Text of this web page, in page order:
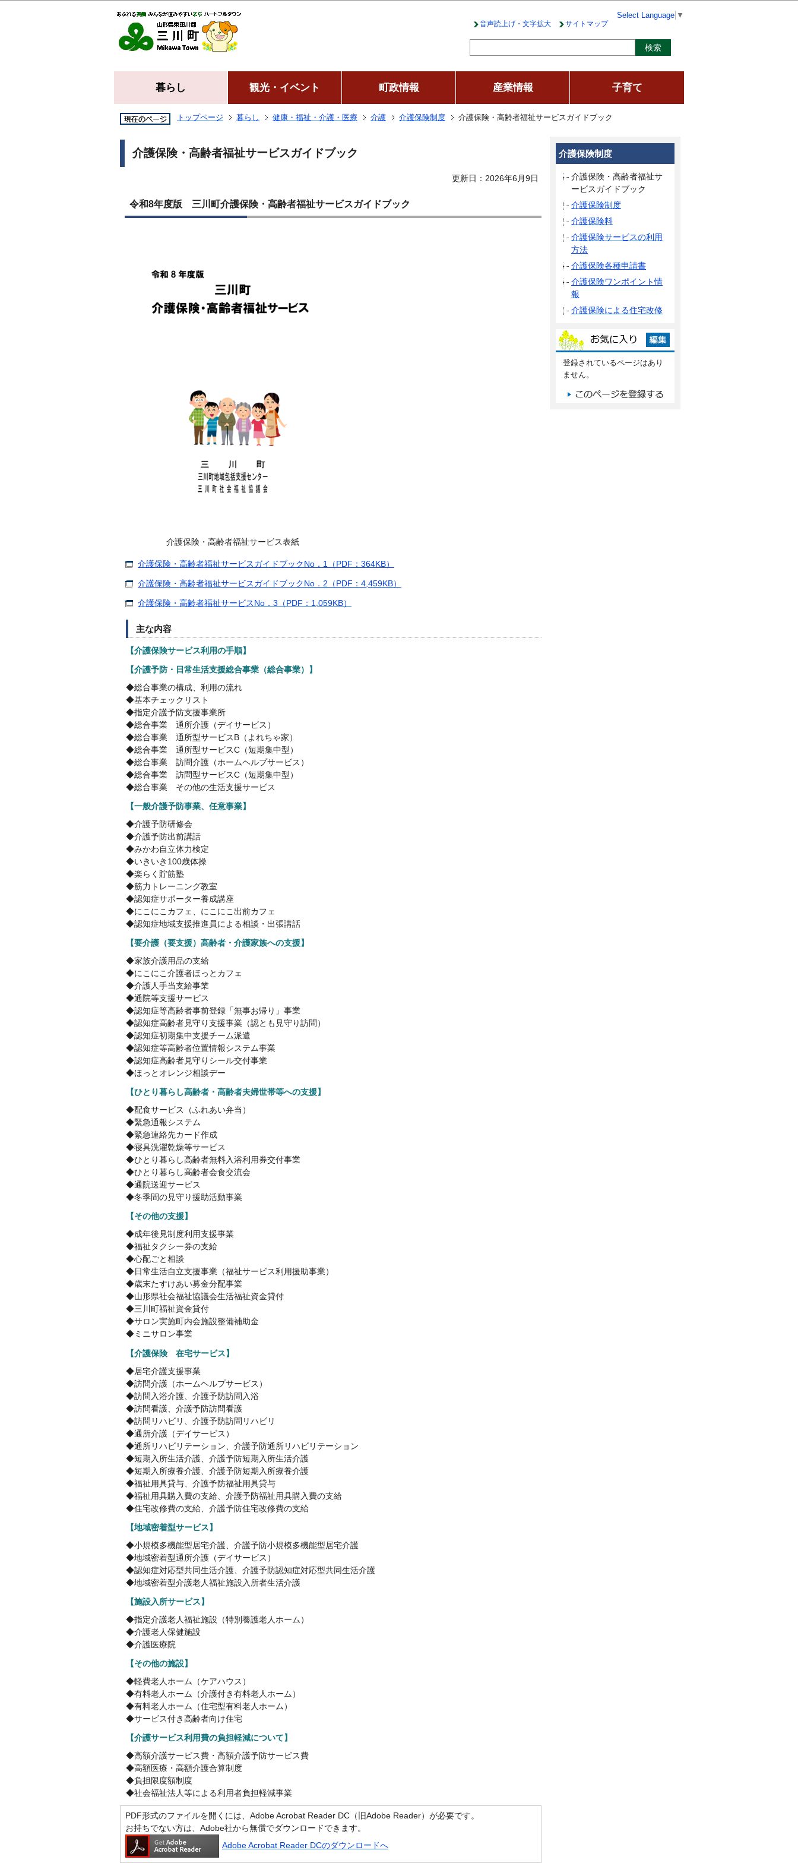
音声読上げ・文字拡大 サイトマップ
Select Language ▼
暮らし 観光・イベント 町政情報 産業情報 子育て
トップページ 暮らし 健康・福祉・介護・医療 介護 介護保険制度 介護保険・高齢者福祉サービスガイドブック
介護保険・高齢者福祉サービスガイドブック
更新日：2026年6月9日
令和8年度版 三川町介護保険・高齢者福祉サービスガイドブック
介護保険・高齢者福祉サービス表紙
介護保険・高齢者福祉サービスガイドブックNo．1（PDF：364KB）
介護保険・高齢者福祉サービスガイドブックNo．2（PDF：4,459KB）
介護保険・高齢者福祉サービスNo．3（PDF：1,059KB）
主な内容
【介護保険サービス利用の手順】
【介護予防・日常生活支援総合事業（総合事業）】
◆総合事業の構成、利用の流れ
◆基本チェックリスト
◆指定介護予防支援事業所
◆総合事業 通所介護（デイサービス）
◆総合事業 通所型サービスB（よれちゃ家）
◆総合事業 通所型サービスC（短期集中型）
◆総合事業 訪問介護（ホームヘルプサービス）
◆総合事業 訪問型サービスC（短期集中型）
◆総合事業 その他の生活支援サービス
【一般介護予防事業、任意事業】
◆介護予防研修会
◆介護予防出前講話
◆みかわ自立体力検定
◆いきいき100歳体操
◆楽らく貯筋塾
◆筋力トレーニング教室
◆認知症サポーター養成講座
◆にこにこカフェ、にこにこ出前カフェ
◆認知症地域支援推進員による相談・出張講話
【要介護（要支援）高齢者・介護家族への支援】
◆家族介護用品の支給
◆にこにこ介護者ほっとカフェ
◆介護人手当支給事業
◆通院等支援サービス
◆認知症等高齢者事前登録「無事お帰り」事業
◆認知症高齢者見守り支援事業（認とも見守り訪問）
◆認知症初期集中支援チーム派遣
◆認知症等高齢者位置情報システム事業
◆認知症高齢者見守りシール交付事業
◆ほっとオレンジ相談デー
【ひとり暮らし高齢者・高齢者夫婦世帯等への支援】
◆配食サービス（ふれあい弁当）
◆緊急通報システム
◆緊急連絡先カード作成
◆寝具洗濯乾燥等サービス
◆ひとり暮らし高齢者無料入浴利用券交付事業
◆ひとり暮らし高齢者会食交流会
◆通院送迎サービス
◆冬季間の見守り援助活動事業
【その他の支援】
◆成年後見制度利用支援事業
◆福祉タクシー券の支給
◆心配ごと相談
◆日常生活自立支援事業（福祉サービス利用援助事業）
◆歳末たすけあい募金分配事業
◆山形県社会福祉協議会生活福祉資金貸付
◆三川町福祉資金貸付
◆サロン実施町内会施設整備補助金
◆ミニサロン事業
【介護保険 在宅サービス】
◆居宅介護支援事業
◆訪問介護（ホームヘルプサービス）
◆訪問入浴介護、介護予防訪問入浴
◆訪問看護、介護予防訪問看護
◆訪問リハビリ、介護予防訪問リハビリ
◆通所介護（デイサービス）
◆通所リハビリテーション、介護予防通所リハビリテーション
◆短期入所生活介護、介護予防短期入所生活介護
◆短期入所療養介護、介護予防短期入所療養介護
◆福祉用具貸与、介護予防福祉用具貸与
◆福祉用具購入費の支給、介護予防福祉用具購入費の支給
◆住宅改修費の支給、介護予防住宅改修費の支給
【地域密着型サービス】
◆小規模多機能型居宅介護、介護予防小規模多機能型居宅介護
◆地域密着型通所介護（デイサービス）
◆認知症対応型共同生活介護、介護予防認知症対応型共同生活介護
◆地域密着型介護老人福祉施設入所者生活介護
【施設入所サービス】
◆指定介護老人福祉施設（特別養護老人ホーム）
◆介護老人保健施設
◆介護医療院
【その他の施設】
◆軽費老人ホーム（ケアハウス）
◆有料老人ホーム（介護付き有料老人ホーム）
◆有料老人ホーム（住宅型有料老人ホーム）
◆サービス付き高齢者向け住宅
【介護サービス利用費の負担軽減について】
◆高額介護サービス費・高額介護予防サービス費
◆高額医療・高額介護合算制度
◆負担限度額制度
◆社会福祉法人等による利用者負担軽減事業
PDF形式のファイルを開くには、Adobe Acrobat Reader DC（旧Adobe Reader）が必要です。
お持ちでない方は、Adobe社から無償でダウンロードできます。
Adobe Acrobat Reader DCのダウンロードへ
介護保険制度
介護保険・高齢者福祉サ
ービスガイドブック
介護保険制度
介護保険料
介護保険サービスの利用
方法
介護保険各種申請書
介護保険ワンポイント情
報
介護保険による住宅改修
登録されているページはあり
ません。